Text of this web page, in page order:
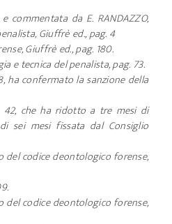
commentata da E. RANDAZZO,
Giuffrè ed., pag. 4
Giuffrè ed., pag. 180.
e tecnica del penalista, pag. 73.
ha confermato la sanzione della
42, che ha ridotto a tre mesi di
sei mesi fissata dal Consiglio
del codice deontologico forense,
del codice deontologico forense,